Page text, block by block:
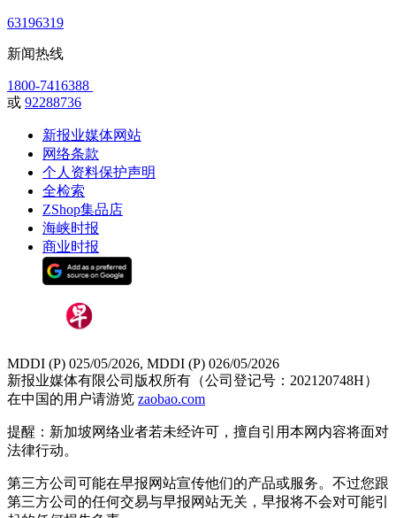
63196319
新闻热线
1800-7416388
或 92288736
新报业媒体网站
网络条款
个人资料保护声明
全检索
ZShop集品店
海峡时报
商业时报
MDDI (P) 025/05/2026, MDDI (P) 026/05/2026
新报业媒体有限公司版权所有（公司登记号：202120748H）
在中国的用户请游览 zaobao.com
提醒：新加坡网络业者若未经许可，擅自引用本网内容将面对
法律行动。
第三方公司可能在早报网站宣传他们的产品或服务。不过您跟
第三方公司的任何交易与早报网站无关，早报将不会对可能引